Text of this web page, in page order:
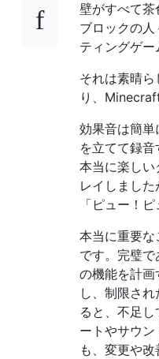
壁がすべて
ブロックの
ティングゲー
それは素晴
り、
効果音は簡
を立てて録
本当に楽し
レイしまし
「ピュー！
本当に重要な
です。完璧
の機能を計
し、制限さ
ると、不足
ートやサウ
も、変更や